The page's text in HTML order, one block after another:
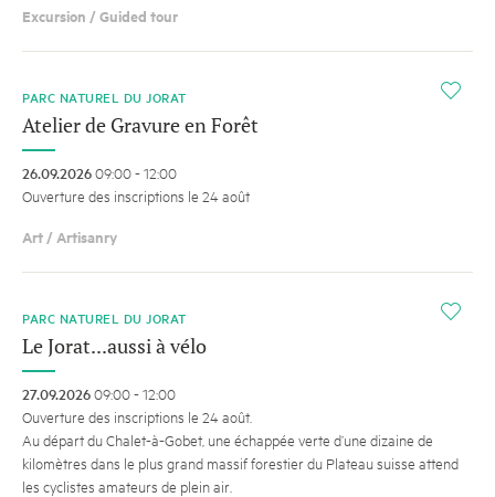
Excursion / Guided tour
i
PARC NATUREL DU JORAT
Atelier de Gravure en Forêt
26.09.202609:00 - 12:00
Ouverture des inscriptions le 24 août
Art / Artisanry
i
PARC NATUREL DU JORAT
Le Jorat...aussi à vélo
27.09.202609:00 - 12:00
Ouverture des inscriptions le 24 août.
Au départ du Chalet-à-Gobet, une échappée verte d’une dizaine de
kilomètres dans le plus grand massif forestier du Plateau suisse attend
les cyclistes amateurs de plein air.